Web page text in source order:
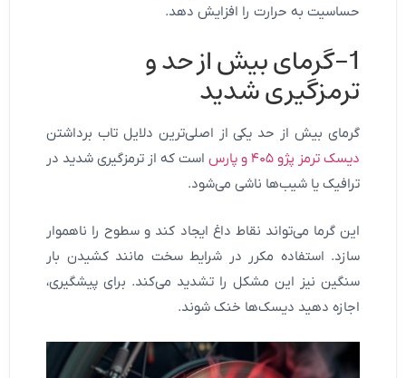
حساسیت به حرارت را افزایش دهد.
1-گرمای بیش از حد و
ترمزگیری شدید
گرمای بیش از حد یکی از اصلی‌ترین دلایل تاب برداشتن
دیسک ترمز پژو ۴۰۵ و پارس
است که از ترمزگیری شدید در
ترافیک یا شیب‌ها ناشی می‌شود.
این گرما می‌تواند نقاط داغ ایجاد کند و سطوح را ناهموار
سازد. استفاده مکرر در شرایط سخت مانند کشیدن بار
سنگین نیز این مشکل را تشدید می‌کند. برای پیشگیری،
اجازه دهید دیسک‌ها خنک شوند.